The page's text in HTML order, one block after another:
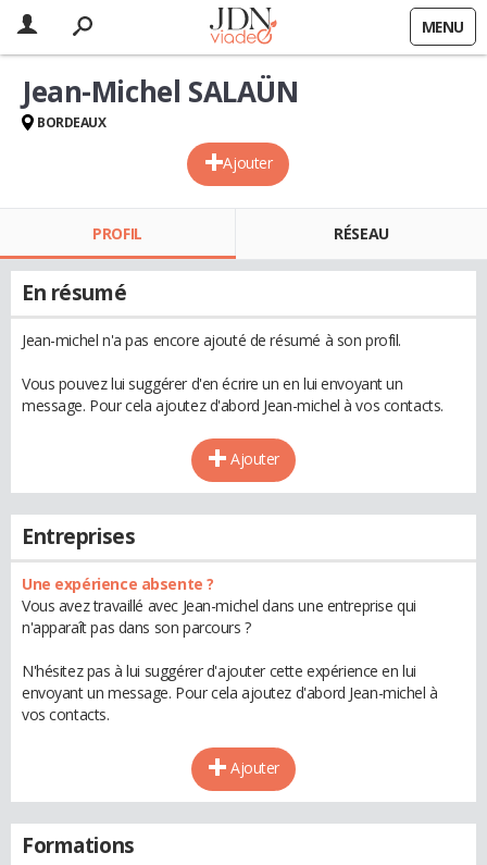
MENU
Ajouter
Jean-Michel SALAÜN
BORDEAUX
PROFIL RÉSEAU
En résumé
Jean-michel n'a pas encore ajouté de résumé à son profil.
Vous pouvez lui suggérer d'en écrire un en lui envoyant un
message. Pour cela ajoutez d'abord Jean-michel à vos contacts.
Ajouter
Entreprises
Une expérience absente ?
Vous avez travaillé avec Jean-michel dans une entreprise qui
n'apparaît pas dans son parcours ?
N'hésitez pas à lui suggérer d'ajouter cette expérience en lui
envoyant un message. Pour cela ajoutez d'abord Jean-michel à
vos contacts.
Ajouter
Formations